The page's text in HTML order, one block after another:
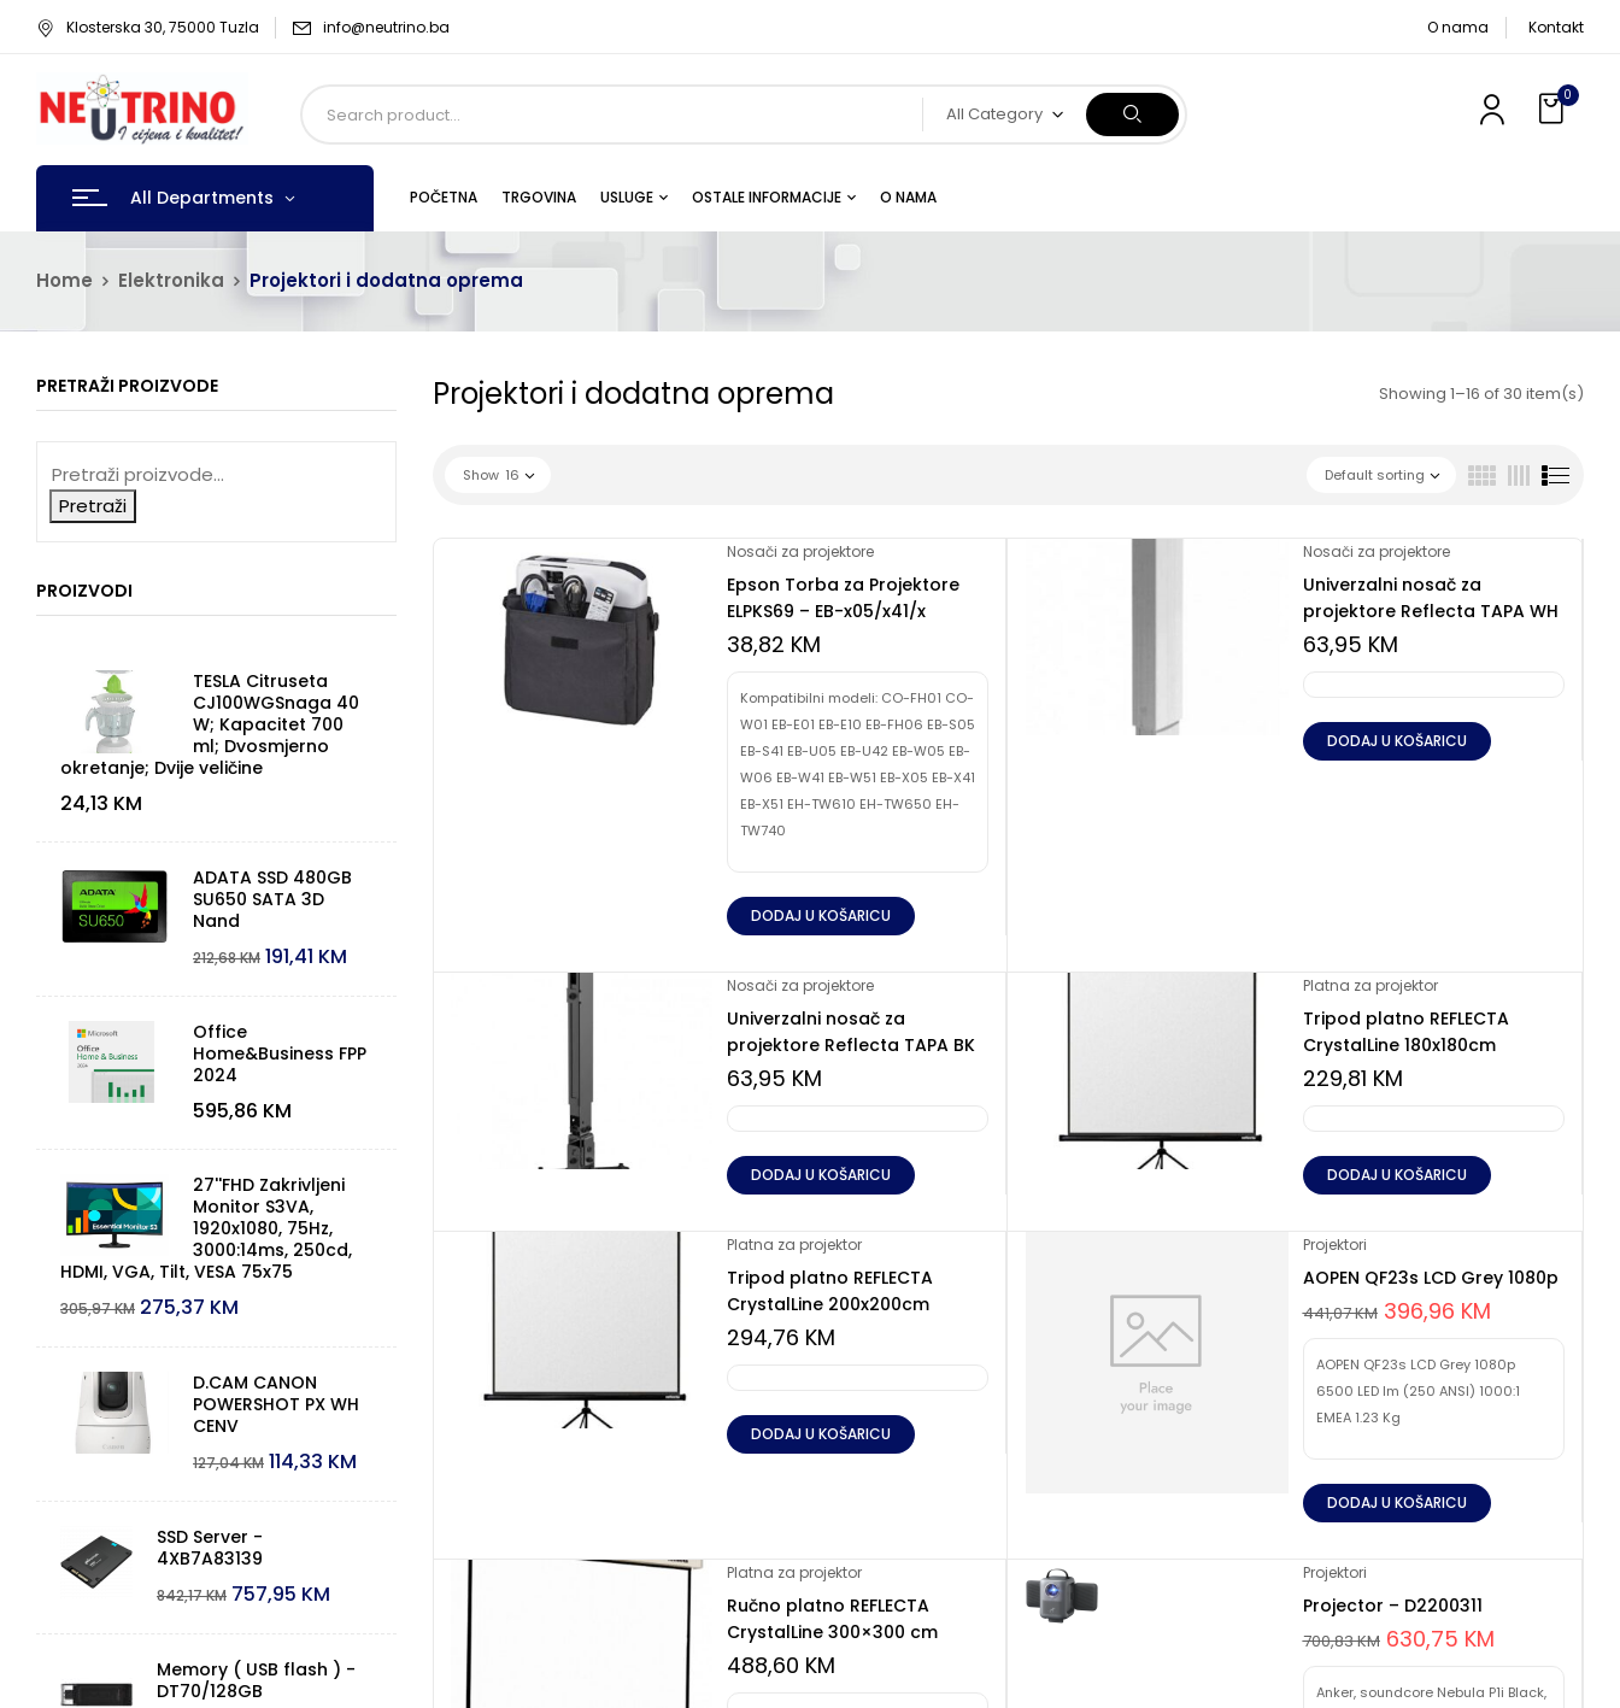
Klosterska 30, 75000 Tuzla info@neutrino.ba O nama Kontakt
All Category
0
All Departments POČETNA TRGOVINA USLUGE OSTALE INFORMACIJE O NAMA
Home Elektronika Projektori i dodatna oprema
PRETRAŽI PROIZVODE
Pretraži
PROIZVODI
TESLA Citruseta
CJ100WGSnaga 40
W; Kapacitet 700
ml; Dvosmjerno
okretanje; Dvije veličine
24,13 KM
ADATA SSD 480GB
SU650 SATA 3D
Nand
212,68KM 191,41 KM
Office
Home&Business FPP
2024
595,86 KM
27''FHD Zakrivljeni
Monitor S3VA,
1920x1080, 75Hz,
3000:14ms, 250cd,
HDMI, VGA, Tilt, VESA 75x75
305,97KM 275,37 KM
D.CAM CANON
POWERSHOT PX WH
CENV
127,04KM 114,33 KM
SSD Server -
4XB7A83139
842,17KM 757,95 KM
Memory ( USB flash ) -
DT70/128GB
Projektori i dodatna oprema Showing 1–16 of 30 item(s)
Default sorting
Show 16
Nosači za projektore
Epson Torba za Projektore
ELPKS69 – EB-x05/x41/x
38,82 KM
Kompatibilni modeli: CO-FH01 CO-
W01 EB-E01 EB-E10 EB-FH06 EB-S05
EB-S41 EB-U05 EB-U42 EB-W05 EB-
W06 EB-W41 EB-W51 EB-X05 EB-X41
EB-X51 EH-TW610 EH-TW650 EH-
TW740
DODAJ U KOŠARICU
Nosači za projektore
Univerzalni nosač za
projektore Reflecta TAPA WH
63,95 KM
DODAJ U KOŠARICU
Nosači za projektore
Univerzalni nosač za
projektore Reflecta TAPA BK
63,95 KM
DODAJ U KOŠARICU
Platna za projektor
Tripod platno REFLECTA
CrystalLine 180x180cm
229,81 KM
DODAJ U KOŠARICU
Platna za projektor
Tripod platno REFLECTA
CrystalLine 200x200cm
294,76 KM
DODAJ U KOŠARICU
Projektori
AOPEN QF23s LCD Grey 1080p
441,07KM 396,96 KM
AOPEN QF23s LCD Grey 1080p
6500 LED lm (250 ANSI) 1000:1
EMEA 1.23 Kg
DODAJ U KOŠARICU
Platna za projektor
Ručno platno REFLECTA
CrystalLine 300×300 cm
488,60 KM
Projektori
Projector – D2200311
700,83KM 630,75 KM
Anker, soundcore Nebula P1i Black,